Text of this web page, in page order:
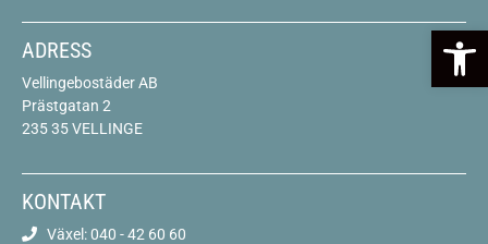
ADRESS
Vellingebostäder AB
Prästgatan 2
235 35 VELLINGE
KONTAKT
Växel: 040 - 42 60 60